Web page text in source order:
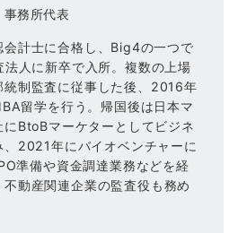
事務所代表
会計士に合格し、Big4の一つで
人に新卒で入所。複数の上場
統制監査に従事した後、2016年
留学を行う。帰国後は日本マ
BtoBマーケターとしてビジネ
、2021年にバイオベンチャーに
準備や資金調達業務などを経
動産関連企業の監査役も務め